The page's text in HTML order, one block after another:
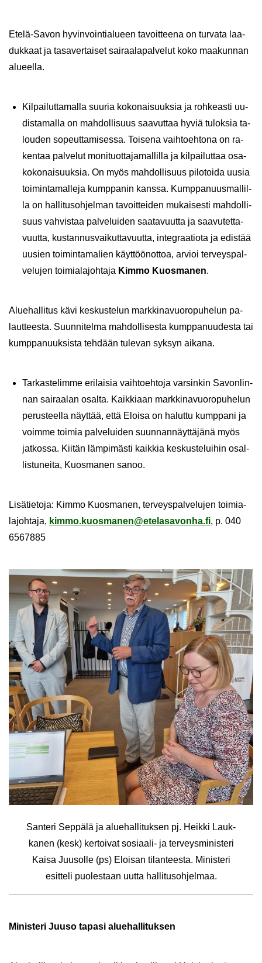
Etelä-​Savon hy­vin­voin­tia­lu­een ta­voit­tee­na on tur­va­ta laa­
duk­kaat ja ta­sa­ver­tai­set sai­raa­la­pal­ve­lut koko maa­kun­nan
alu­eel­la.
Kil­pai­lut­ta­mal­la suu­ria ko­ko­nai­suuk­sia ja roh­keas­ti uu­
dis­ta­mal­la on mah­dol­li­suus saa­vut­taa hyviä tu­lok­sia ta­
lou­den so­peut­ta­mi­ses­sa. Toi­se­na vaih­toeh­to­na on ra­
ken­taa pal­ve­lut mo­ni­tuot­ta­ja­mal­lil­la ja kil­pai­lut­taa osa­
ko­ko­nai­suuk­sia. On myös mah­dol­li­suus pi­lo­toi­da uusia
toi­min­ta­mal­le­ja kump­pa­nin kans­sa. Kump­pa­nuus­mal­lil­
la on hal­li­tus­oh­jel­man ta­voit­tei­den mu­kai­ses­ti mah­dol­li­
suus vah­vis­taa pal­ve­lui­den saa­ta­vuut­ta ja saa­vu­tet­ta­
vuut­ta, kus­tan­nus­vai­kut­ta­vuut­ta, in­te­graa­tio­ta ja edis­tää
uusien toi­min­ta­ma­lien käyt­töön­ot­toa, ar­vioi ter­veys­pal­
ve­lu­jen toi­mia­la­joh­ta­ja Kimmo Kuos­ma­nen.
Alue­hal­li­tus kävi kes­kus­te­lun mark­ki­na­vuo­ro­pu­he­lun pa­
laut­tees­ta. Suun­ni­tel­ma mah­dol­li­ses­ta kump­pa­nuu­des­ta tai
kump­pa­nuuk­sis­ta teh­dään tu­le­van syk­syn ai­ka­na.
Tar­kas­te­lim­me eri­lai­sia vaih­toeh­to­ja var­sin­kin Sa­von­lin­
nan sai­raa­lan osal­ta. Kaik­ki­aan mark­ki­na­vuo­ro­pu­he­lun
pe­rus­teel­la näyt­tää, että Eloi­sa on ha­lut­tu kump­pa­ni ja
voim­me toi­mia pal­ve­lui­den suun­nan­näyt­tä­jä­nä myös
jat­kos­sa. Kii­tän läm­pi­mäs­ti kaik­kia kes­kus­te­lui­hin osal­
lis­tu­nei­ta, Kuos­ma­nen sanoo.
Li­sä­tie­to­ja: Kimmo Kuos­ma­nen, ter­veys­pal­ve­lu­jen toi­mia­
la­joh­ta­ja, kimmo.kuos­ma­nen@ete­la­sa­von­ha.fi, p. 040
6567885
San­te­ri Sep­pä­lä ja alue­hal­li­tuk­sen pj. Heik­ki Lauk­
ka­nen (kesk) ker­toi­vat sosiaali-​ ja ter­veys­mi­nis­te­ri
Kaisa Juusol­le (ps) Eloi­san ti­lan­tees­ta. Mi­nis­te­ri
esit­te­li puo­les­taan uutta hal­li­tus­oh­jel­maa.
Mi­nis­te­ri Juuso ta­pa­si alue­hal­li­tuk­sen